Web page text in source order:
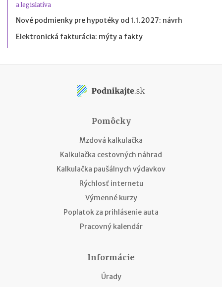
a legislatíva
Nové podmienky pre hypotéky od 1.1.2027: návrh
Elektronická fakturácia: mýty a fakty
Pomôcky
Mzdová kalkulačka
Kalkulačka cestovných náhrad
Kalkulačka paušálnych výdavkov
Rýchlosť internetu
Výmenné kurzy
Poplatok za prihlásenie auta
Pracovný kalendár
Informácie
Úrady